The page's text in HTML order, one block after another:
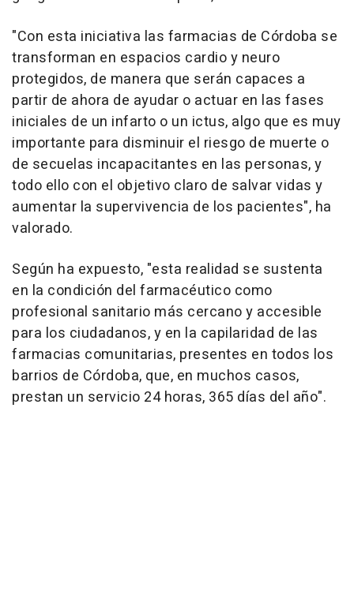
"Con esta iniciativa las farmacias de Córdoba se
transforman en espacios cardio y neuro
protegidos, de manera que serán capaces a
partir de ahora de ayudar o actuar en las fases
iniciales de un infarto o un ictus, algo que es muy
importante para disminuir el riesgo de muerte o
de secuelas incapacitantes en las personas, y
todo ello con el objetivo claro de salvar vidas y
aumentar la supervivencia de los pacientes", ha
valorado.
Según ha expuesto, "esta realidad se sustenta
en la condición del farmacéutico como
profesional sanitario más cercano y accesible
para los ciudadanos, y en la capilaridad de las
farmacias comunitarias, presentes en todos los
barrios de Córdoba, que, en muchos casos,
prestan un servicio 24 horas, 365 días del año".